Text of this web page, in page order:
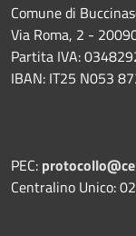
Comune di
Via Roma, 2 -
Partita IVA:
IBAN: IT25 N053
PEC:
Centralino Unico: